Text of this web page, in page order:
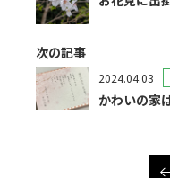
次の記事
2024.04.03
かわいの家